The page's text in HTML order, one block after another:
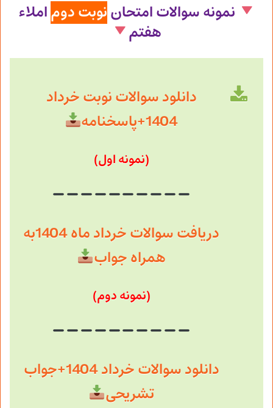
نمونه سوالات امتحاننوبت دوماملاء
هفتم
دانلود سوالات نوبت خرداد
1404+پاسخنامه
(نمونه اول)
دریافت سوالات خرداد ماه 1404به
همراه جواب
(نمونه دوم)
دانلود سوالات خرداد 1404+جواب
تشریحی